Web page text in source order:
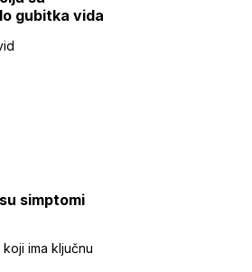
gubitka vida
simptomi
ima ključnu